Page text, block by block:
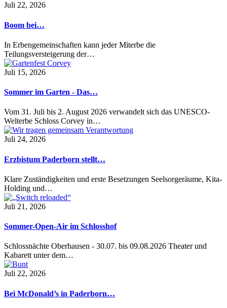
Juli 22, 2026
Boom bei…
In Erbengemeinschaften kann jeder Miterbe die
Teilungsversteigerung der…
Juli 15, 2026
Sommer im Garten - Das…
Vom 31. Juli bis 2. August 2026 verwandelt sich das UNESCO-
Welterbe Schloss Corvey in…
Juli 24, 2026
Erzbistum Paderborn stellt…
Klare Zuständigkeiten und erste Besetzungen Seelsorgeräume, Kita-
Holding und…
Juli 21, 2026
Sommer-Open-Air im Schlosshof
Schlossnächte Oberhausen - 30.07. bis 09.08.2026 Theater und
Kabarett unter dem…
Juli 22, 2026
Bei McDonald’s in Paderborn…